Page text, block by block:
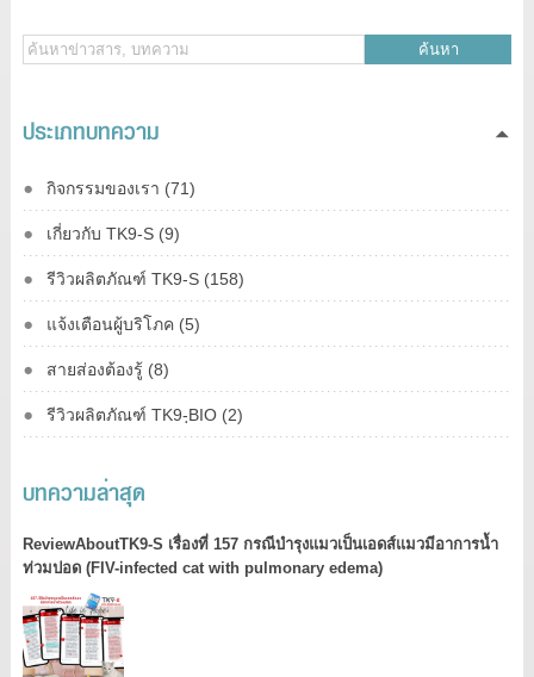
ค้นหา
ประเภทบทความ
กิจกรรมของเรา (71)
เกี่ยวกับ TK9-S (9)
รีวิวผลิตภัณฑ์ TK9-S (158)
แจ้งเตือนผู้บริโภค (5)
สายส่องต้องรู้ (8)
รีวิวผลิตภัณฑ์ TK9-ฺBIO (2)
บทความล่าสุด
ReviewAboutTK9-S เรื่องที่ 157 กรณีบำรุงแมวเป็นเอดส์แมวมีอาการน้ำ
ท่วมปอด (FIV-infected cat with pulmonary edema)